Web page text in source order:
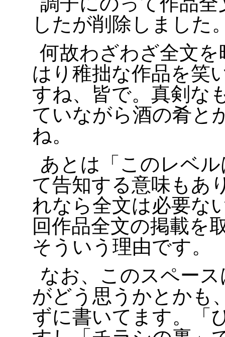
したが削除しました
何故わざわざ全文
はり稚拙な作品を笑
すね、皆で。真剣な
ていながら酒の肴と
ね。
あとは「このレベ
て告知する意味もあ
れなら全文は必要な
回作品全文の掲載を
そういう理由です。
なお、このスペー
がどう思うかとかも
ずに書いてます。「